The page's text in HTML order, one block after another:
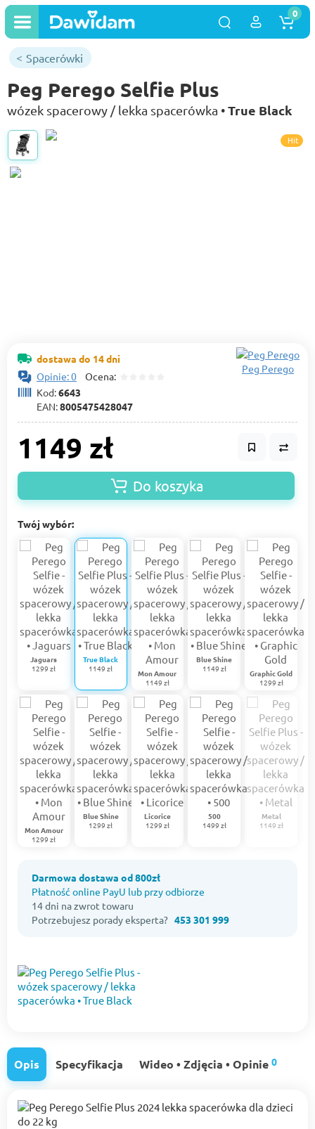
0
Spacerówki
Peg Perego Selfie Plus
wózek spacerowy / lekka spacerówka •True Black
Hit
dostawa do 14 dni
Opinie: 0 Ocena:
Kod:6643
EAN:8005475428047
Peg Perego
1149 zł
Do koszyka
Twój wybór:
Jaguars
1299 zł
True Black
1149 zł
Mon Amour
1149 zł
Blue Shine
1149 zł
Metal
1149 zł
Graphic Gold
1299 zł
Mon Amour
1299 zł
Blue Shine
1299 zł
Licorice
1299 zł
500
1499 zł
Darmowa dostawa od 800zł
Płatność online PayU lub przy odbiorze
14 dni na zwrot towaru
Potrzebujesz porady eksperta? 453 301 999
Opis Specyfikacja Wideo • Zdjęcia • Opinie 0